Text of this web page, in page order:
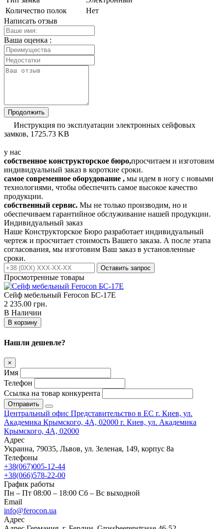
Количество полок
Нет
Написать отзыв
Ваша оценка :
Продолжить
Инструкция по эксплуатации электронных сейфовых
замков, 1725.73 KB
у нас
собственное конструкторское бюро,просчитаем и изготовим
индивидуальный заказ в короткие сроки.
самое современное оборудование , мы идем в ногу с новыми
технологиями, чтобы обеспечить самое высокое качество
продукции.
собственный сервис. Мы не только производим, но и
обеспечиваем гарантийное обслуживание нашей продукции.
Индивидуальный заказ
Наше Конструкторское Бюро разработает индивидуальный
чертеж и просчитает стоимость Вашего заказа. А после этапа
согласования, мы изготовим Ваш заказ в установленные
сроки.
Оставить запрос
Просмотренные товары
Сейф мебельный Ferocon БС-17Е
2 235.00 грн.
В Наличии
В корзину
Нашли дешевле?
×
Имя
Телефон
Ссылка на товар конкурента
Отправить
Центральный офис Представительство в ЕС г. Киев, ул.
Академика Крымского, 4А, 02000 г. Киев, ул. Академика
Крымского, 4А, 02000
Адрес
Украина, 79035, Львов, ул. Зеленая, 149, корпус 8а
Телефоны
+38(067)005-12-44
+38(066)578-22-00
График работы
Пн – Пт 08:00 – 18:00 Сб – Вс выходной
Email
info@ferocon.ua
Адрес